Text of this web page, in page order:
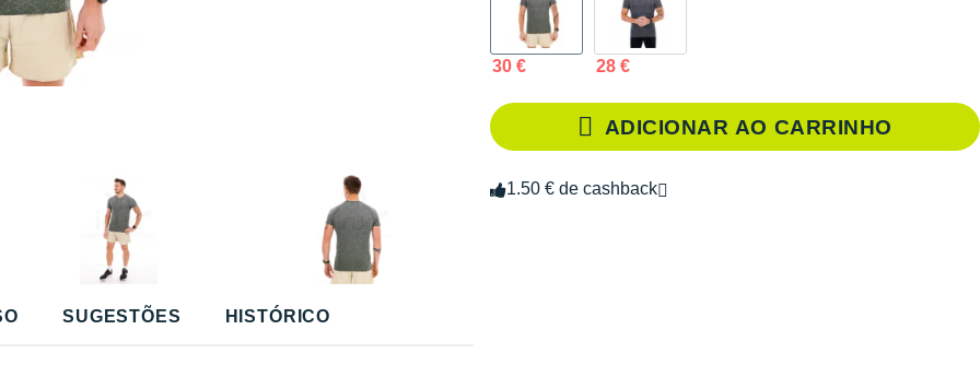
30 € 28 €
ADICIONAR AO CARRINHO
1.50 € de cashback
SUGESTÕES HISTÓRICO